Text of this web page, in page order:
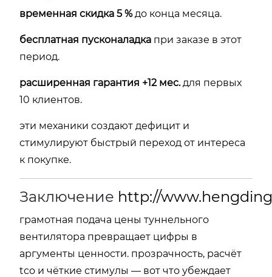
временная скидка 5 %до конца месяца.
бесплатная пусконаладка при заказе в этот
период.
расширенная гарантия +12 мес.для первых
10 клиентов.
эти механики создают дефицит и
стимулируют быстрый переход от интереса
к покупке.
Заключение http://
грамотная подача цены туннельного
вентилятора превращает цифры в
аргументы ценности. прозрачность, расчёт
tco и чёткие стимулы — вот что убеждает